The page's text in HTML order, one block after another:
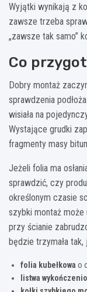
Wyjątki wynikają z
zawsze trzeba
„zawsze tak samo”
Co
Dobry montaż
sprawdzenia
wisiała na
Wystające grudki
fragmenty masy
Jeżeli folia ma
sprawdzić, czy
określonym czasie
szybki montaż
przy ścianie
będzie trzymała tak,
folia kubełkowa o
listwa